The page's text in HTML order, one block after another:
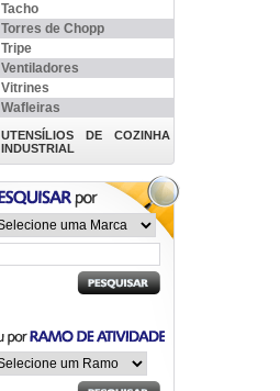
Tacho
Torres de Chopp
Tripe
Ventiladores
Vitrines
Wafleiras
UTENSÍLIOS DE COZINHA
INDUSTRIAL